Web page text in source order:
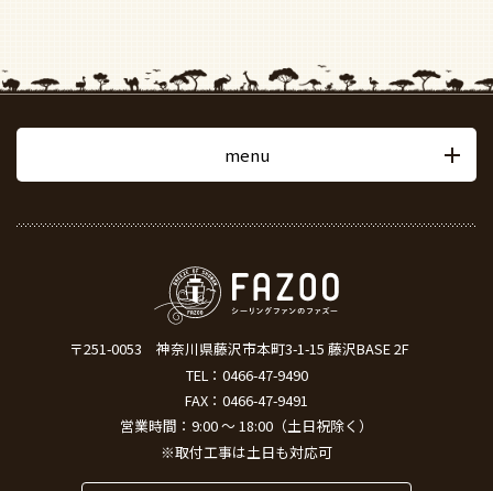
menu
〒251-0053
神奈川県藤沢市本町3-1-15 藤沢BASE 2F
TEL： 0466-47-9490
FAX：0466-47-9491
営業時間：9:00 ～ 18:00（土日祝除く）
※取付工事は土日も対応可